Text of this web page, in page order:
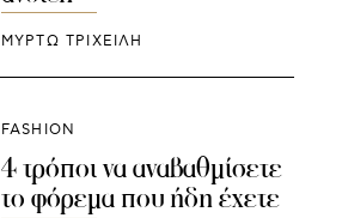
ΜΥΡΤΩ ΤΡΙΧΕΙΛΗ
FASHION
4 τρόποι να αναβαθμίσετε
το φόρεμα που ήδη έχετε